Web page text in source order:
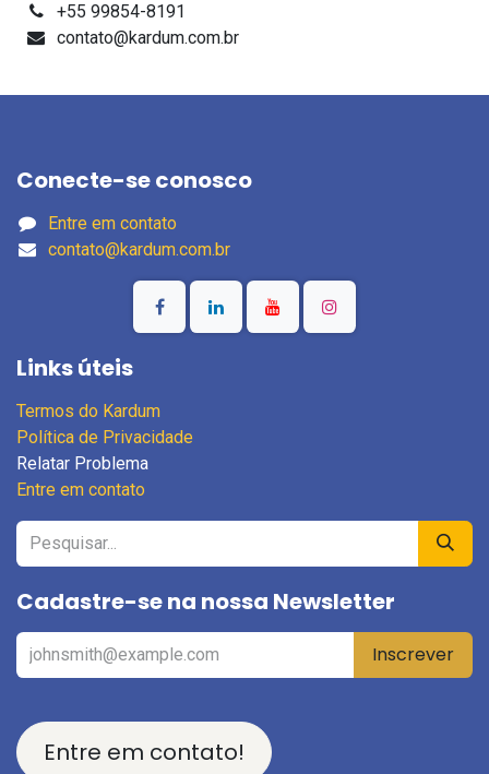
+55 99854-8191
contato@kardum.com.br
Conecte-se conosco
Entre em contato
contato@kardum.com.br
Links úteis
Termos do Kardum
Política de Privacidade
Relatar Problema
Entre em contato
Cadastre-se na nossa Newsletter
Inscrever
Entre em contato!